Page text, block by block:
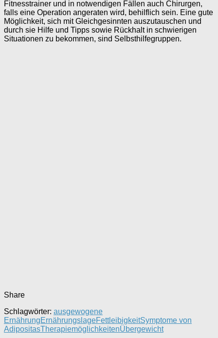
Fitnesstrainer und in notwendigen Fällen auch Chirurgen,
falls eine Operation angeraten wird, behilflich sein. Eine gute
Möglichkeit, sich mit Gleichgesinnten auszutauschen und
durch sie Hilfe und Tipps sowie Rückhalt in schwierigen
Situationen zu bekommen, sind Selbsthilfegruppen.
Share
Schlagwörter: ausgewogene
ErnährungErnährungslageFettleibigkeitSymptome von
AdipositasTherapiemöglichkeitenÜbergewicht